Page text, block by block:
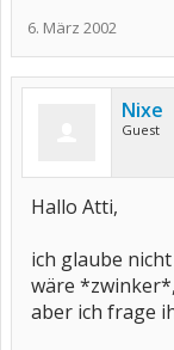
6. März 2002
Nixe
Guest
Hallo Atti,
ich glaube
wäre *zwinker*,
aber ich frage